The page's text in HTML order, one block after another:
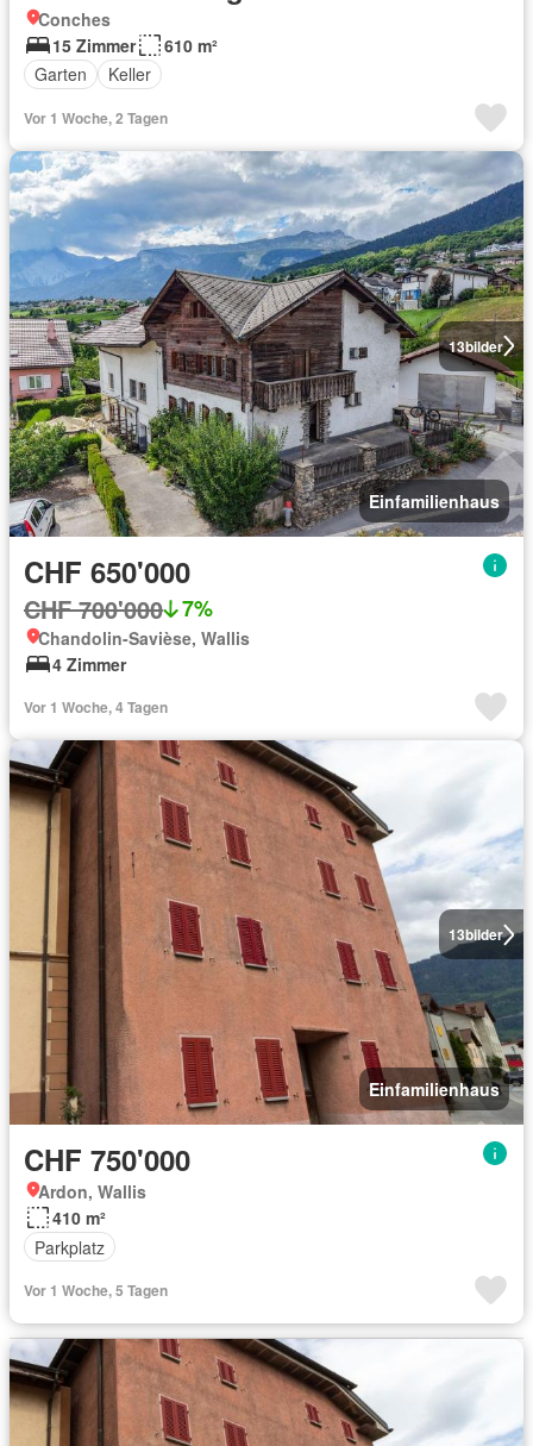
Conches
15 Zimmer
610 m²
Garten
Keller
Vor 1 Woche, 2 Tagen
13bilder
Einfamilienhaus
CHF 650'000
CHF 700'000 7%
Chandolin-Savièse, Wallis
4 Zimmer
Vor 1 Woche, 4 Tagen
13bilder
Einfamilienhaus
CHF 750'000
Ardon, Wallis
410 m²
Parkplatz
Vor 1 Woche, 5 Tagen